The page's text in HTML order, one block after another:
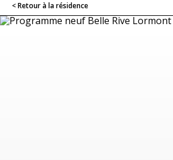
< Retour à la résidence